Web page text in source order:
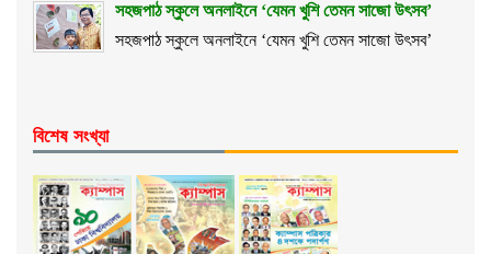
সহজপাঠ স্কুলে অনলাইনে ‘যেমন খুশি তেমন সাজো উৎসব’
সহজপাঠ স্কুলে অনলাইনে ‘যেমন খুশি তেমন সাজো উৎসব’
বিশেষ সংখ্যা